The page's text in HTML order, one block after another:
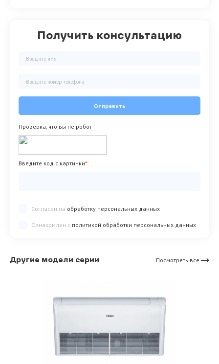
Получить консультацию
Отправить
Проверка, что вы не робот
Введите код с картинки*:
Согласен на обработку персональных данных
Ознакомлен с политикой обработки персональных данных
Другие модели серии Посмотреть все